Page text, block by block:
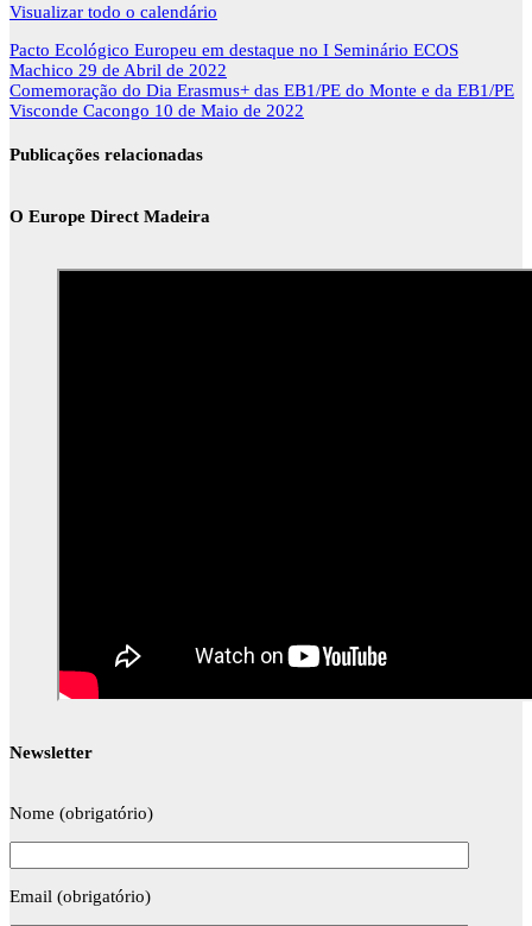
Visualizar todo o calendário
Navegação
de
artigos
Pacto Ecológico Europeu em destaque no I Seminário ECOS
Machico 29 de Abril de 2022
Comemoração do Dia Erasmus+ das EB1/PE do Monte e da EB1/PE
Visconde Cacongo 10 de Maio de 2022
Publicações relacionadas
O Europe Direct Madeira
Newsletter
Nome (obrigatório)
Email (obrigatório)